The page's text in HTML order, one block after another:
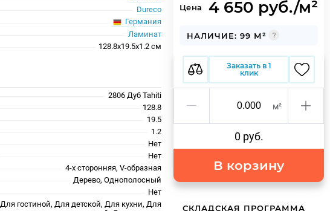
Dureco
Германия
Ламинат
128.8x19.5x1.2 см
2806 Дуб Tahiti
128.8
19.5
1.2
Нет
Нет
4-х сторонняя, V-образная
Дерево, Однополосный
Нет
Для гостиной, Для детской, Для кухни, Для
Цена 4 650 руб./м²
НАЛИЧИЕ: 99 М²
Заказать в 1
клик
м²
0 руб.
В корзину
СКЛАДСКАЯ ПРОГРАММА